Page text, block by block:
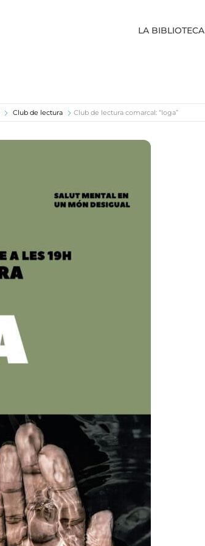
LA BIBLIOTECA
Club de lectura Club de lectura comarcal: “Ioga”